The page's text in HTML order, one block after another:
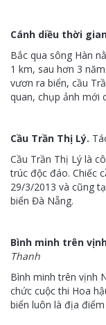
Cánh diều thời
Bắc qua sông Hàn
1 km, sau hơn 3
vươn ra biển, cầu
quan, chụp ảnh mới
Cầu Trần Thị Lý.
Cầu Trần Thị Lý là
trúc độc đáo. Chiếc
29/3/2013 và cũng
biển Đà Nẵng.
Bình minh trên
Thanh
Bình minh trên vịnh
chức cuộc thi Hoa
biển luôn là địa